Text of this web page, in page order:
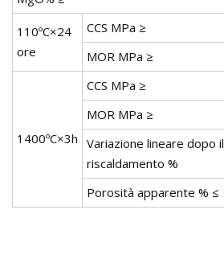
110ºC×24
ore
CCS MPa ≥
MOR MPa ≥
1400ºC×3h
CCS MPa ≥
MOR MPa ≥
Variazione lineare dopo il
riscaldamento %
Porosità apparente % ≤